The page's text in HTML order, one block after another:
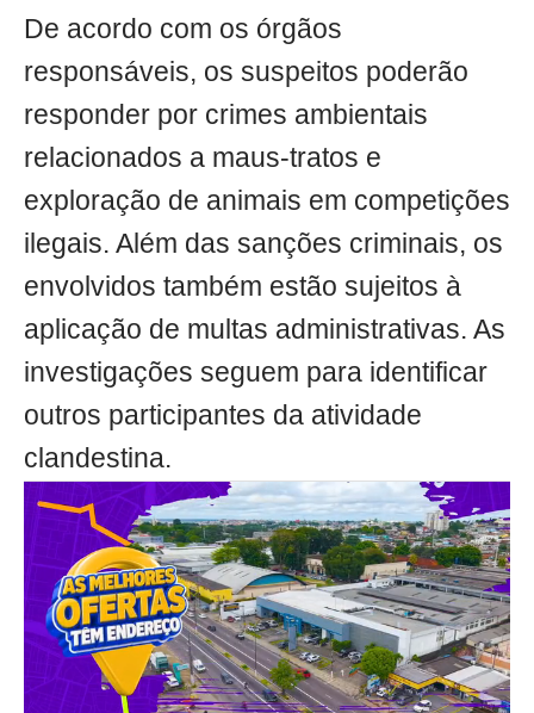
De acordo com os órgãos
responsáveis, os suspeitos poderão
responder por crimes ambientais
relacionados a maus-tratos e
exploração de animais em competições
ilegais. Além das sanções criminais, os
envolvidos também estão sujeitos à
aplicação de multas administrativas. As
investigações seguem para identificar
outros participantes da atividade
clandestina.